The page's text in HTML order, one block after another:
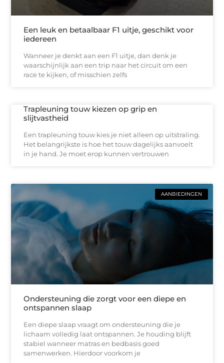
Een leuk en betaalbaar F1 uitje, geschikt voor
iedereen
Wanneer je denkt aan een F1 uitje, dan denk je
waarschijnlijk aan een trip naar het circuit om een
race te kijken, of misschien zelfs
Trapleuning touw kiezen op grip en
slijtvastheid
Een trapleuning touw kies je niet alleen op uitstraling.
Het belangrijkste is hoe het touw dagelijks aanvoelt
in je hand. Je moet erop kunnen vertrouwen
AANBIEDINGEN
Ondersteuning die zorgt voor een diepe en
ontspannen slaap
Een diepe slaap vraagt om ondersteuning die je
lichaam volledig laat ontspannen. Je houding blijft
stabiel wanneer matras en bedbasis goed
samenwerken. Hierdoor voorkom je